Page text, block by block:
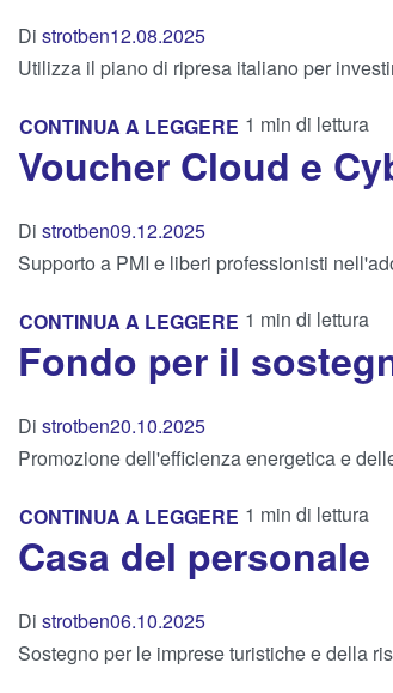
Di strotben12.08.2025
Utilizza il piano di ripresa italiano per
CONTINUA A LEGGERE 1 min di lettura
Voucher Cloud e
Di strotben09.12.2025
Supporto a PMI e liberi professionisti
CONTINUA A LEGGERE 1 min di lettura
Fondo per il
Di strotben20.10.2025
Promozione dell'efficienza energetica e
CONTINUA A LEGGERE 1 min di lettura
Casa del personale
Di strotben06.10.2025
Sostegno per le imprese turistiche e della